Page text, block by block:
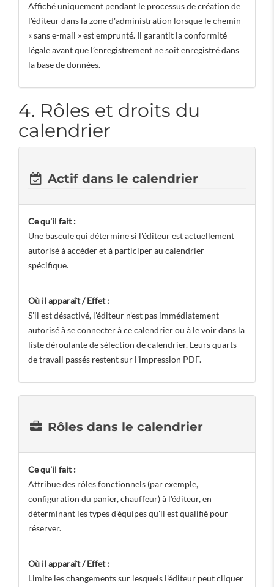
Affiché uniquement pendant le processus de création de
l'éditeur dans la zone d'administration lorsque le chemin
« sans e-mail » est emprunté. Il garantit la conformité
légale avant que l’enregistrement ne soit enregistré dans
la base de données.
4. Rôles et droits du
calendrier
Actif dans le calendrier
Ce qu'il fait :
Une bascule qui détermine si l'éditeur est actuellement
autorisé à accéder et à participer au calendrier
spécifique.
Où il apparaît / Effet :
S'il est désactivé, l'éditeur n'est pas immédiatement
autorisé à se connecter à ce calendrier ou à le voir dans la
liste déroulante de sélection de calendrier. Leurs quarts
de travail passés restent sur l'impression PDF.
Rôles dans le calendrier
Ce qu'il fait :
Attribue des rôles fonctionnels (par exemple,
configuration du panier, chauffeur) à l'éditeur, en
déterminant les types d'équipes qu'il est qualifié pour
réserver.
Où il apparaît / Effet :
Limite les changements sur lesquels l'éditeur peut cliquer